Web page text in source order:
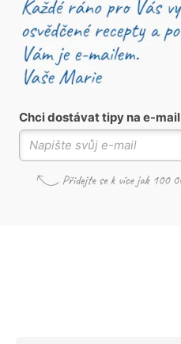
Chci dostávat tipy na e-mail